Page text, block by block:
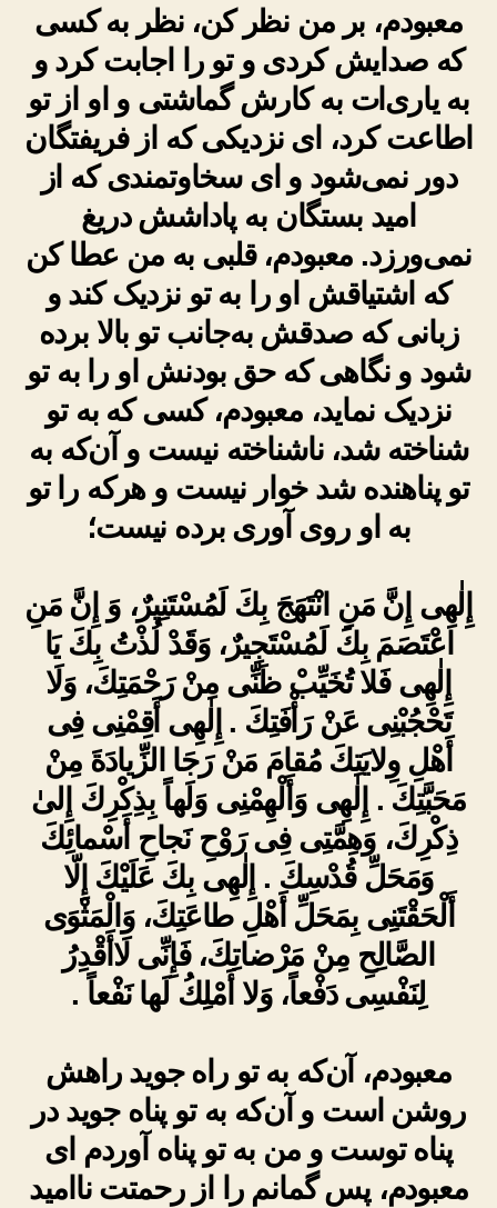
معبودم، بر من نظر کن، نظر به کسی
که صدایش کردی و تو را اجابت کرد و
به یاری‌ات به کارش گماشتی و او از تو
اطاعت کرد، ای نزدیکی که از فریفتگان
دور نمی‌شود و ای سخاوتمندی که از
امید بستگان به پاداشش دریغ
نمی‌ورزد. معبودم، قلبی به من عطا کن
که اشتیاقش او را به تو نزدیک کند و
زبانی که صدقش به‌جانب تو بالا برده
شود و نگاهی که حق بودنش او را به تو
نزدیک نماید، معبودم، کسی که به تو
شناخته شد، ناشناخته نیست و آن‌که به
تو پناهنده شد خوار نیست و هرکه را تو
به او روی آوری برده نیست؛
إِلٰهِى إِنَّ مَنِ انْتَهَجَ بِكَ لَمُسْتَنِيرٌ، وَ إِنَّ مَنِ
اعْتَصَمَ بِكَ لَمُسْتَجِيرٌ، وَقَدْ لُذْتُ بِكَ يَا
إِلٰهِى فَلا تُخَيِّبْ ظَنِّى مِنْ رَحْمَتِكَ، وَلَا
تَحْجُبْنِى عَنْ رَأْفَتِكَ . إِلٰهِى أَقِمْنِى فِى
أَهْلِ وِلايَتِكَ مُقامَ مَنْ رَجَا الزِّيادَةَ مِنْ
مَحَبَّتِكَ . إِلٰهِى وَأَلْهِمْنِى وَلَهاً بِذِكْرِكَ إِلىٰ
ذِكْرِكَ، وَهِمَّتِى فِى رَوْحِ نَجاحِ أَسْمائِكَ
وَمَحَلِّ قُدْسِكَ . إِلٰهِى بِكَ عَلَيْكَ إِلّا
أَلْحَقْتَنِى بِمَحَلِّ أَهْلِ طاعَتِكَ، وَالْمَثْوَى
الصَّالِحِ مِنْ مَرْضاتِكَ، فَإِنِّى لَاأَقْدِرُ
لِنَفْسِى دَفْعاً، وَلا أَمْلِكُ لَها نَفْعاً .
معبودم، آن‌که به تو راه جوید راهش
روشن است و آن‌که به تو پناه جوید در
پناه توست و من به تو پناه آوردم ای
معبودم، پس گمانم را از رحمتت ناامید